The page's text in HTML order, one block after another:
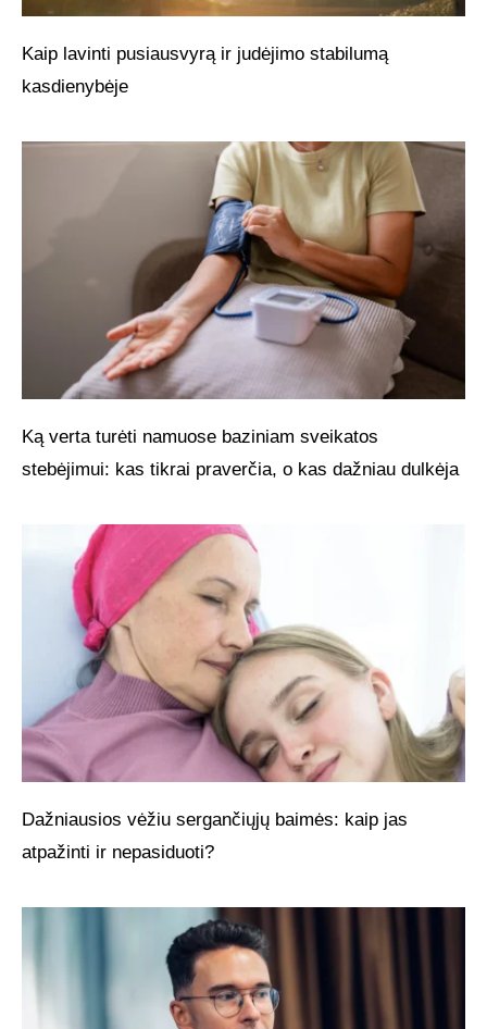
Kaip lavinti pusiausvyrą ir judėjimo stabilumą
kasdienybėje
Ką verta turėti namuose baziniam sveikatos
stebėjimui: kas tikrai praverčia, o kas dažniau dulkėja
Dažniausios vėžiu sergančiųjų baimės: kaip jas
atpažinti ir nepasiduoti?